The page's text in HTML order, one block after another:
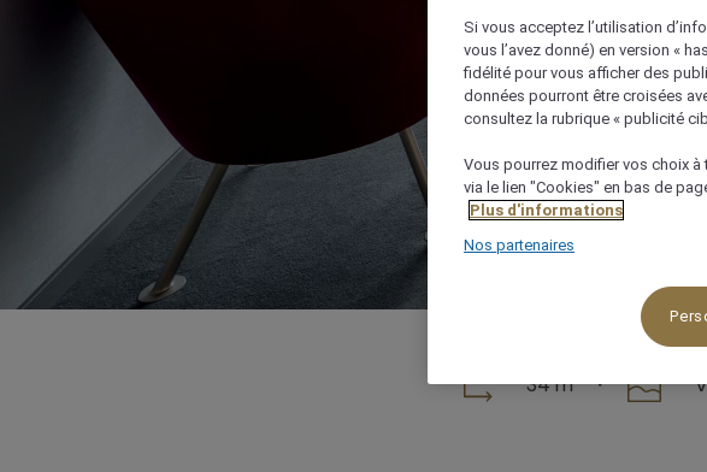
34 m²
Si vous acceptez l’utilisation
vous l’avez donné) en version «
fidélité pour vous afficher des
données pourront être croisées
consultez la rubrique « publicité
Vous pourrez modifier vos choix
via le lien "Cookies" en bas de
Plus d'informations
Nos partenaires